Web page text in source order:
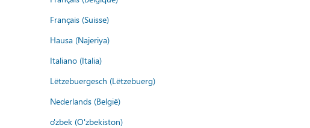
Français (Suisse)
Hausa (Najeriya)
Italiano (Italia)
Lëtzebuergesch (Lëtzebuerg)
Nederlands (België)
o'zbek (O'zbekiston)